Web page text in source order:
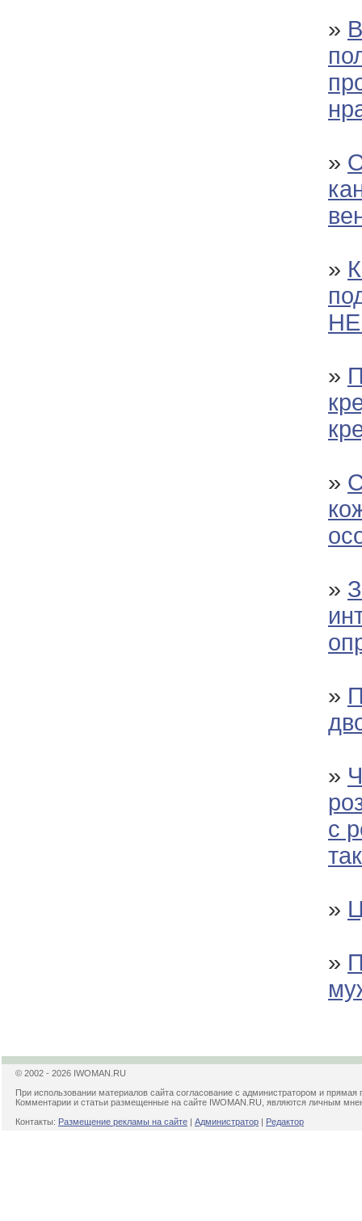
»
»
»
»
»
»
»
»
с
»
»
© 2002 - 2026 IWOMAN.RU
При использовании материалов сайта согласование с администратором и прямая
Комментарии и статьи размещенные на сайте IWOMAN.RU, являются личным
Контакты: Размещение рекламы на сайте | Администратор | Редактор